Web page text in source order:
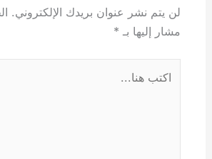
لن يتم نشر عنوان بريدك الإلكتروني.
مشار إليها بـ *